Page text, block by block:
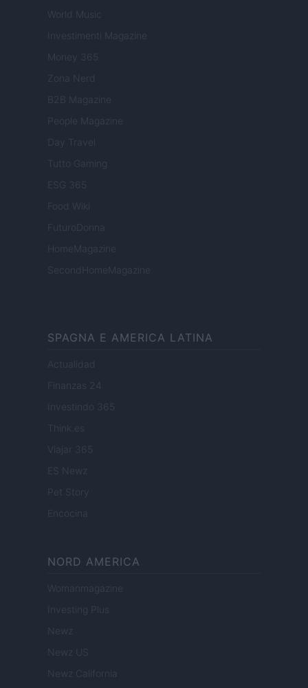
World Music
Investimenti Magazine
Money 365
Zona Nerd
B2B Magazine
People Magazine
Day Travel
Tutto Gaming
ESG 365
Food Wiki
FuturoDonna
HomeMagazine
SecondHomeMagazine
SPAGNA E AMERICA LATINA
Actualidad
Finanzas 24
Investindo 365
Think.es
Viajar 365
ES Newz
Pet Story
Encocina
NORD AMERICA
Womanmagazine
Investing Plus
Newz
Newz US
Newz California